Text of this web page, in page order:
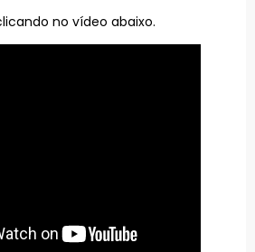
no vídeo abaixo.